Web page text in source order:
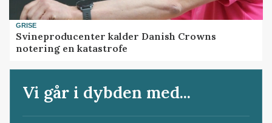
GRISE
Svineproducenter kalder Danish Crowns
notering en katastrofe
Vi går i dybden med...